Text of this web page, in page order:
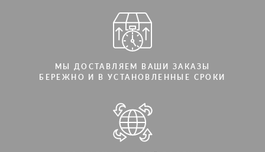
МЫ ДОСТАВЛЯЕМ ВАШИ ЗАКАЗЫ
БЕРЕЖНО И В УСТАНОВЛЕННЫЕ СРОКИ